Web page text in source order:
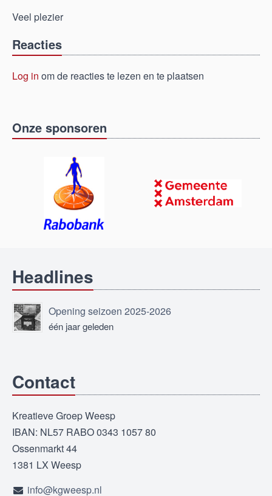
Veel plezier
Reacties
Log in om de reacties te lezen en te plaatsen
Onze sponsoren
Headlines
Opening seizoen 2025-2026
één jaar geleden
Contact
Kreatieve Groep Weesp
IBAN: NL57 RABO 0343 1057 80
Ossenmarkt 44
1381 LX Weesp
info@kgweesp.nl